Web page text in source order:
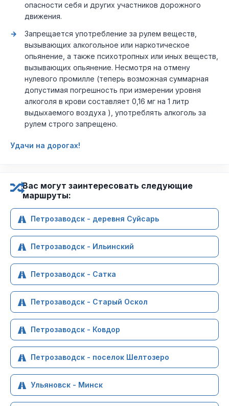
опасности себя и других участников дорожного
движения.
Запрещается употребление за рулем веществ,
вызывающих алкогольное или наркотическое
опьянение, а также психотропных или иных веществ,
вызывающих опьянение. Несмотря на отмену
нулевого промилле (теперь возможная суммарная
допустимая погрешность при измерении уровня
алкоголя в крови составляет 0,16 мг на 1 литр
выдыхаемого воздуха ), употреблять алкоголь за
рулем строго запрещено.
Удачи на дорогах!
Вас могут заинтересовать следующие
маршруты:
Петрозаводск - деревня Суйсарь
Петрозаводск - Ильинский
Петрозаводск - Сатка
Петрозаводск - Старый Оскол
Петрозаводск - Ковдор
Петрозаводск - поселок Шелтозеро
Ульяновск - Минск